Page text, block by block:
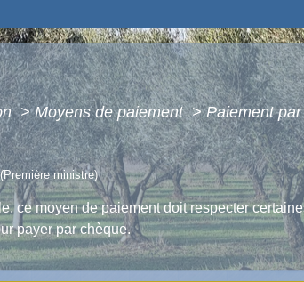
> Moyens de paiement> Paiement
ministre)
ce moyen de paiement doit respecter
payer par chèque.